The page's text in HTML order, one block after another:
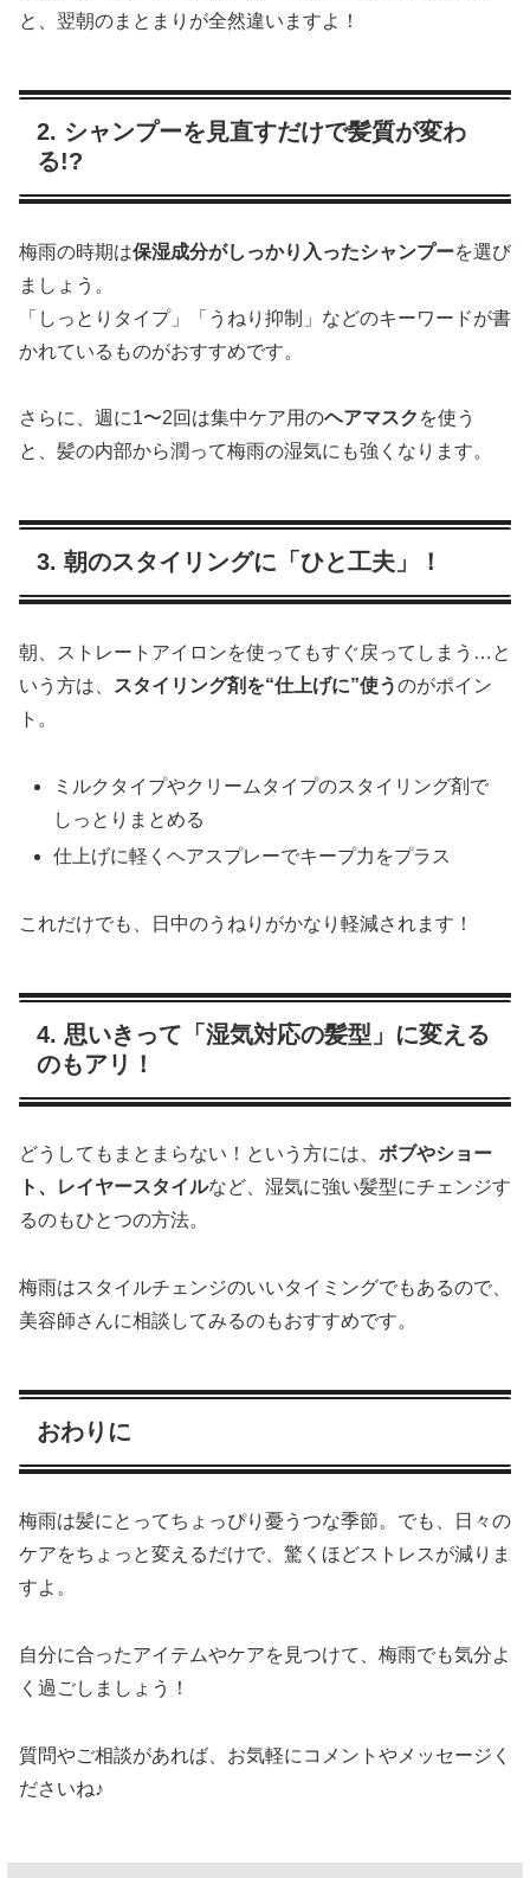
と、翌朝のまとまりが全然違いますよ！
2. シャンプーを見直すだけで髪質が変わ
る!?
梅雨の時期は保湿成分がしっかり入ったシャンプーを選び
ましょう。
「しっとりタイプ」「うねり抑制」などのキーワードが書
かれているものがおすすめです。
さらに、週に1〜2回は集中ケア用のヘアマスク を使う
と、髪の内部から潤って梅雨の湿気にも強くなります。
3. 朝のスタイリングに「ひと工夫」！
朝、ストレートアイロンを使ってもすぐ戻ってしまう…と
いう方は、
スタイリング剤を“仕上げに”使うのがポイン
ト。
ミルクタイプやクリームタイプのスタイリング剤で
しっとりまとめる
仕上げに軽くヘアスプレーでキープ力をプラス
これだけでも、日中のうねりがかなり軽減されます！
4. 思いきって「湿気対応の髪型」に変える
のもアリ！
どうしてもまとまらない！という方には、 ボブやショー
ト、レイヤースタイルなど、湿気に強い髪型にチェンジす
るのもひとつの方法。
梅雨はスタイルチェンジのいいタイミングでもあるので、
美容師さんに相談してみるのもおすすめです。
おわりに
梅雨は髪にとってちょっぴり憂うつな季節。でも、日々の
ケアをちょっと変えるだけで、驚くほどストレスが減りま
すよ。
自分に合ったアイテムやケアを見つけて、梅雨でも気分よ
く過ごしましょう！
質問やご相談があれば、お気軽にコメントやメッセージく
ださいね♪